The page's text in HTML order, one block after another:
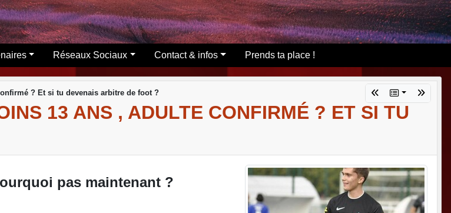
Réseaux Sociaux Contact & infos Prends ta place !
? Et si tu devenais arbitre de foot ?
13 ANS , ADULTE CONFIRMÉ ? ET SI TU
pas maintenant ?